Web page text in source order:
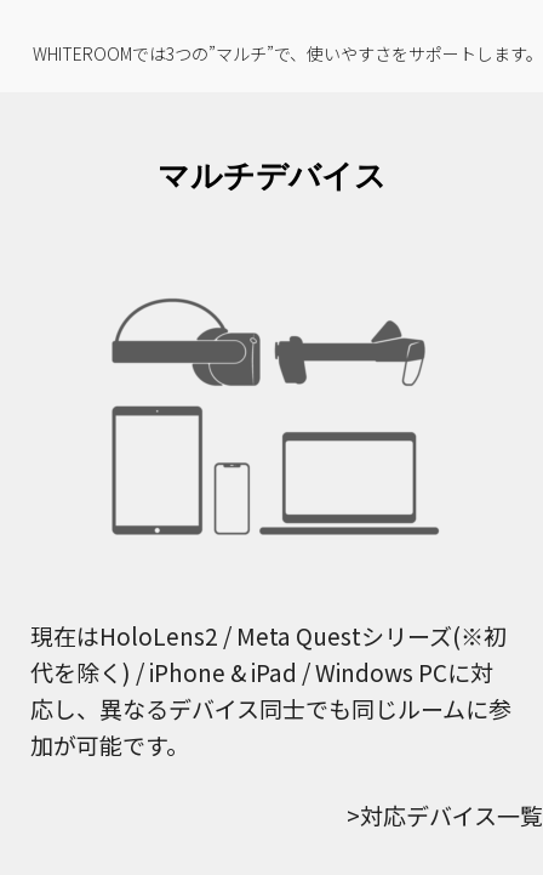
WHITEROOMでは3つの”マルチ”で、使いやすさをサポートします。
マルチデバイス
現在はHoloLens2 / Meta Questシリーズ(※初
代を除く) / iPhone & iPad / Windows PCに対
応し、異なるデバイス同士でも同じルームに参
加が可能です。
>対応デバイス一覧